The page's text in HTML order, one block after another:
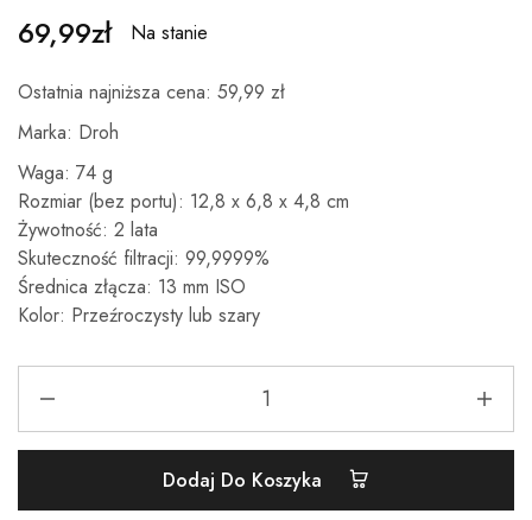
69,99zł Na stanie
Ostatnia najniższa cena: 59,99 zł
Marka: Droh
Waga: 74 g
Rozmiar (bez portu): 12,8 x 6,8 x 4,8 cm
Żywotność: 2 lata
Skuteczność filtracji: 99,9999%
Średnica złącza: 13 mm ISO
Kolor: Przeźroczysty lub szary
Dodaj Do Koszyka